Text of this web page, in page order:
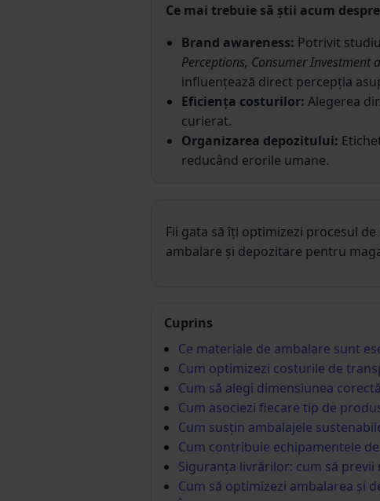
Ce mai trebuie să știi acum
Brand awareness: Potrivit
Perceptions, Consumer Investment
influențează direct percepția
Eficiența costurilor: Alegerea
curierat.
Organizarea depozitului:
reducând erorile umane.
Fii gata să îți optimizezi procesul
ambalare și depozitare pentru
Cuprins
Ce materiale de ambalare sunt
Cum optimizezi costurile de
Cum să alegi dimensiunea
Cum asociezi fiecare tip de
Cum susțin ambalajele
Cum contribuie echipamentele
Siguranța livrărilor: cum să
Cum să optimizezi ambalarea și